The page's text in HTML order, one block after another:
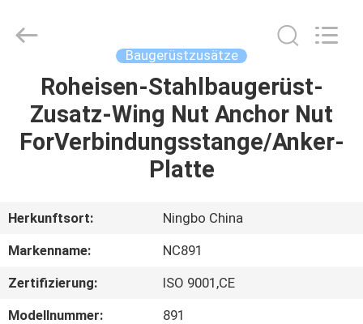
HAUSE
VIDEOS
UNS
Foundry
CO.,LTD.
Baugerüstzusätze
Roheisen-Stahlbaugerüst-
Zusatz-Wing Nut Anchor Nut
ForVerbindungsstange/Anker-
Platte
Herkunftsort:
Ningbo China
Markenname:
NC891
Zertifizierung:
ISO 9001,CE
Modellnummer:
891